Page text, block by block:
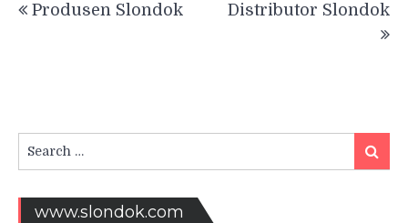
Produsen Slondok Distributor Slondok
Search
for:
Search
www.slondok.com